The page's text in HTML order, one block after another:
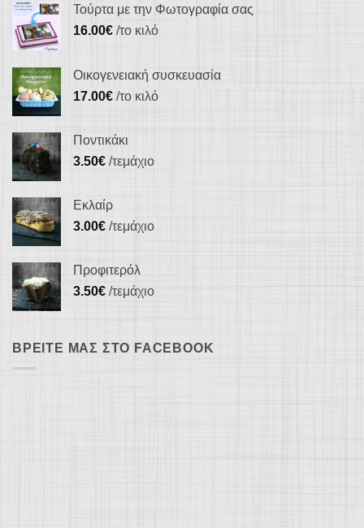
Τούρτα με την Φωτογραφία σας
16.00€ /το κιλό
Οικογενειακή συσκευασία
17.00€ /το κιλό
Ποντικάκι
3.50€ /τεμάχιο
Εκλαίρ
3.00€ /τεμάχιο
Προφιτερόλ
3.50€ /τεμάχιο
ΒΡΕΊΤΕ ΜΑΣ ΣΤΟ FACEBOOK